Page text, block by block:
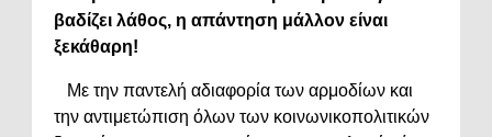
βαδίζει λάθος, η απάντηση μάλλον είναι
ξεκάθαρη!
Με την παντελή αδιαφορία των αρμοδίων και
την αντιμετώπιση όλων των κοινωνικοπολιτικών